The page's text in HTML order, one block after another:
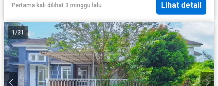
Pertama kali dilihat 3 minggu lalu Lihat detail
1/31